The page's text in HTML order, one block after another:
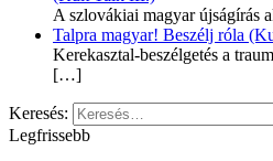
A szlovákiai magyar újságírás
Talpra magyar! Beszélj róla
Kerekasztal-beszélgetés a
[…]
Keresés:
Legfrissebb